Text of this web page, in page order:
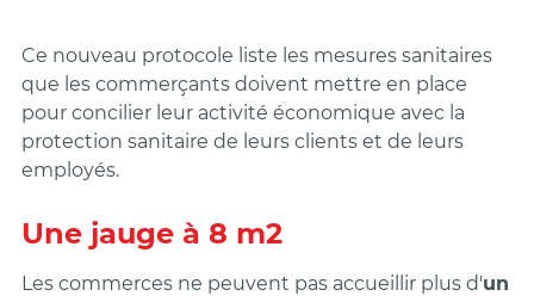
Ce nouveau protocole liste les mesures sanitaires
que les commerçants doivent mettre en place
pour concilier leur activité économique avec la
protection sanitaire de leurs clients et de leurs
employés.
Une jauge à 8 m2
Les commerces ne peuvent pas accueillir plus d'un